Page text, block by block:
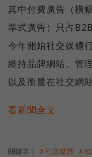
其中付費廣告（橫
準式廣告）只占
今年開始社交媒體
維持品牌網站、管
以及衡量在社交網
看新聞全文
關鍵字： ＃社群媒體 ＃